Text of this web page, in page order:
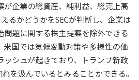
が企業の総資産、純利益、総売上高
るかどうかをSECが判断し、企業は
問題に関する株主提案を除外できる
米国では気候変動対策や多様性の価
ッシュが起きており、トランプ新政
を汲んでいるとみることかできる。